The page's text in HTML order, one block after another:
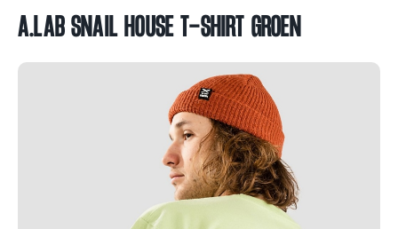
A.LAB SNAIL HOUSE T-SHIRT GROEN